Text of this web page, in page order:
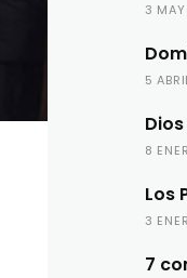
3
5
8
Los
3
7